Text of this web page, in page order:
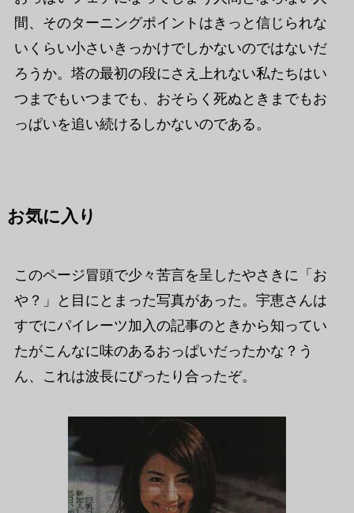
間、そのターニングポイントはきっと信じられな
いくらい小さいきっかけでしかないのではないだ
ろうか。塔の最初の段にさえ上れない私たちはい
つまでもいつまでも、おそらく死ぬときまでもお
っぱいを追い続けるしかないのである。
お気に入り
このページ冒頭で少々苦言を呈したやさきに「お
や？」と目にとまった写真があった。宇恵さんは
すでにパイレーツ加入の記事のときから知ってい
たがこんなに味のあるおっぱいだったかな？う
ん、これは波長にぴったり合ったぞ。